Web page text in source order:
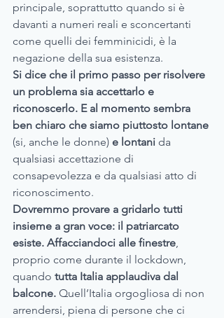
principale, soprattutto quando si è
davanti a numeri reali e sconcertanti
come quelli dei femminicidi, è la
negazione della sua esistenza.
Si dice che il primo passo per risolvere
un problema sia accettarlo e
riconoscerlo. E al momento sembra
ben chiaro che siamo piuttosto lontane
(si, anche le donne) e lontani da
qualsiasi accettazione di
consapevolezza e da qualsiasi atto di
riconoscimento.
Dovremmo provare a gridarlo tutti
insieme a gran voce: il patriarcato
esiste. Affacciandoci alle finestre,
proprio come durante il lockdown,
quando tutta Italia applaudiva dal
balcone. Quell’Italia orgogliosa di non
arrendersi, piena di persone che ci